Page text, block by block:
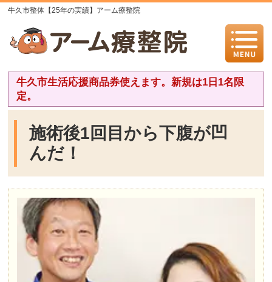
牛久市整体【25年の実績】アーム療整院
牛久市生活応援商品券使えます。新規は1日1名限
定。
施術後1回目から下腹が凹
んだ！